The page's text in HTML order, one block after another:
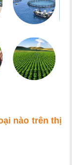
nào trên thị